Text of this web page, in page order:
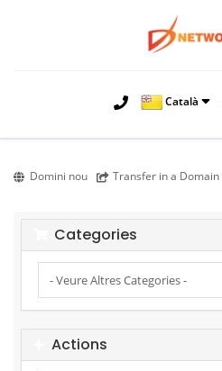
Català
Domini nou Transfer in a Domain
Categories
Actions